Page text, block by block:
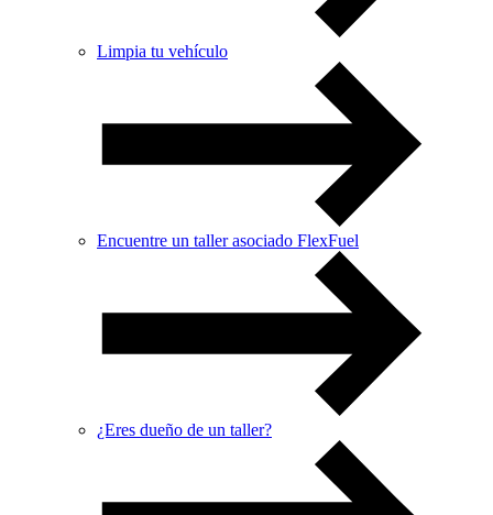
Limpia tu vehículo
Encuentre un taller asociado FlexFuel
¿Eres dueño de un taller?